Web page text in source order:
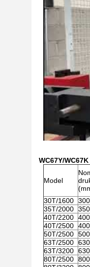
WC67Y/
Model
30T/1600 300
35T/2000 350
40T/2200 400
40T/2500 400
50T/2500 500
63T/2500 630
63T/3200 630
80T/2500 800